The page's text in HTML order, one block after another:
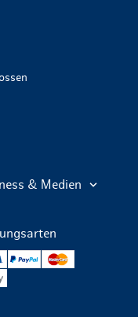
& Medien
VISA PayPal